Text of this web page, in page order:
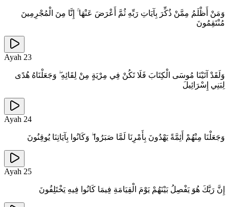
وَمَنْ أَظْلَمُ مِمَّنْ ذُكِّرَ بِآيَاتِ رَبِّهِ ثُمَّ أَعْرَضَ عَنْهَا ۚ إِنَّا مِنَ الْمُجْرِمِينَ
مُنْتَقِمُونَ
Ayah 23
وَلَقَدْ آتَيْنَا مُوسَى الْكِتَابَ فَلَا تَكُنْ فِي مِرْيَةٍ مِنْ لِقَائِهِ ۖ وَجَعَلْنَاهُ هُدًى
لِبَنِي إِسْرَائِيلَ
Ayah 24
وَجَعَلْنَا مِنْهُمْ أَئِمَّةً يَهْدُونَ بِأَمْرِنَا لَمَّا صَبَرُوا ۖ وَكَانُوا بِآيَاتِنَا يُوقِنُونَ
Ayah 25
إِنَّ رَبَّكَ هُوَ يَفْصِلُ بَيْنَهُمْ يَوْمَ الْقِيَامَةِ فِيمَا كَانُوا فِيهِ يَخْتَلِفُونَ